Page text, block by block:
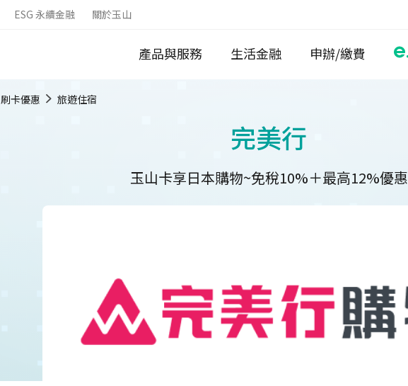
ESG 永續金融 關於玉山
產品與服務 生活金融 申辦/繳費
完美行
玉山卡享日本購物~免稅10%＋最高12%優惠
刷卡優惠 旅遊住宿